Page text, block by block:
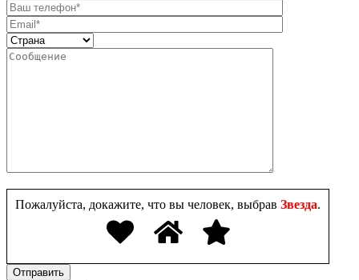
Пожалуйста, докажите, что вы человек, выбрав Звезда.